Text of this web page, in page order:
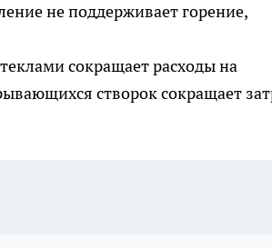
не поддерживает горение,
сокращает расходы на
створок сокращает